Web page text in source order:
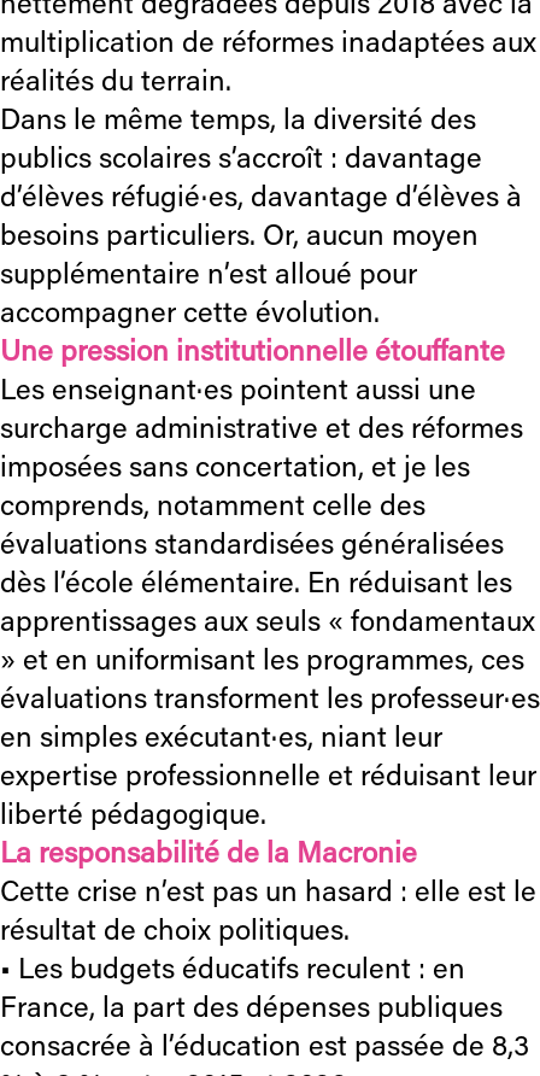
nettement dégradées depuis 2018 avec la
multiplication de réformes inadaptées aux
réalités du terrain.
Dans le même temps, la diversité des
publics scolaires s’accroît : davantage
d’élèves réfugié·es, davantage d’élèves à
besoins particuliers. Or, aucun moyen
supplémentaire n’est alloué pour
accompagner cette évolution.
Une pression institutionnelle étouffante
Les enseignant·es pointent aussi une
surcharge administrative et des réformes
imposées sans concertation, et je les
comprends, notamment celle des
évaluations standardisées généralisées
dès l’école élémentaire. En réduisant les
apprentissages aux seuls « fondamentaux
» et en uniformisant les programmes, ces
évaluations transforment les professeur·es
en simples exécutant·es, niant leur
expertise professionnelle et réduisant leur
liberté pédagogique.
La responsabilité de la Macronie
Cette crise n’est pas un hasard : elle est le
résultat de choix politiques.
• Les budgets éducatifs reculent : en
France, la part des dépenses publiques
consacrée à l’éducation est passée de 8,3